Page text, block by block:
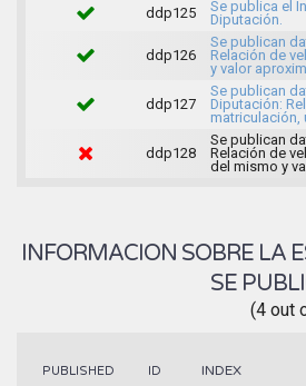
ddp125
Se publica el
Diputación.
ddp126
Se publican
Relación de
y valor
ddp127
Se publican
Diputación:
matriculación,
ddp128
Se publican
Relación de
del mismo y
INFORMACION SOBRE LA
SE
(4 out
PUBLISHED ID INDEX